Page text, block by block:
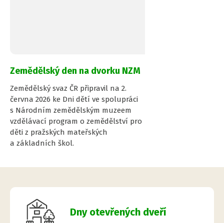
Zemědělský den na dvorku NZM
Zemědělský svaz ČR připravil na 2.
června 2026 ke Dni dětí ve spolupráci
s Národním zemědělským muzeem
vzdělávací program o zemědělství pro
děti z pražských mateřských
a základních škol.
Dny otevřených dveří